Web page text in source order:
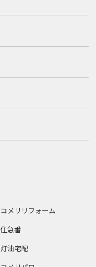
コメリリフォーム
住急番
灯油宅配